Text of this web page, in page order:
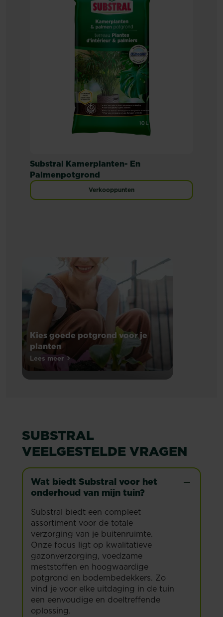
Substral Kamerplanten- En
Palmenpotgrond
Verkooppunten
Kies goede potgrond voor je
planten
Wil
de
kweken?
Gebruik
dan
goede
potgrond,
zoals
met
fibresmart!
Lees meer
Kies goede potgrond voor je planten
SUBSTRAL
VEELGESTELDE VRAGEN
Wat biedt Substral voor het
onderhoud van mijn tuin?
Substral biedt een compleet
assortiment voor de totale
verzorging van je buitenruimte.
Onze focus ligt op kwalitatieve
gazonverzorging, voedzame
meststoffen en hoogwaardige
potgrond en bodembedekkers. Zo
vind je voor elke uitdaging in de tuin
een eenvoudige en doeltreffende
oplossing.